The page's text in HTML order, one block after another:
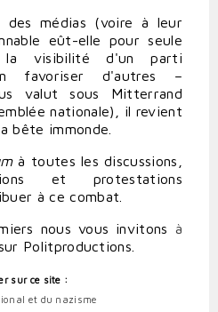
médias (voire à leur
eût-elle pour seule
la visibilité d'un parti
favoriser d'autres –
valut sous Mitterrand
nationale), il revient
bête immonde.
à toutes les discussions,
et protestations
à ce combat.
nous vous invitons à
Politproductions.
sur ce site :
et du nazisme